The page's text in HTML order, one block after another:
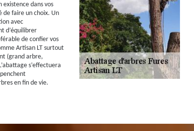
dans vos
de faire un choix. Un
avec
d’équilibrer
de confier vos
Artisan LT surtout
(grand arbre,
s’effectuera
en fin de vie.